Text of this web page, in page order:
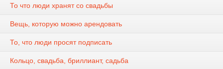
То что люди хранят со свадьбы
Вещь, которую можно арендовать
То, что люди просят подписать
Кольцо, свадьба, бриллиант, садьба